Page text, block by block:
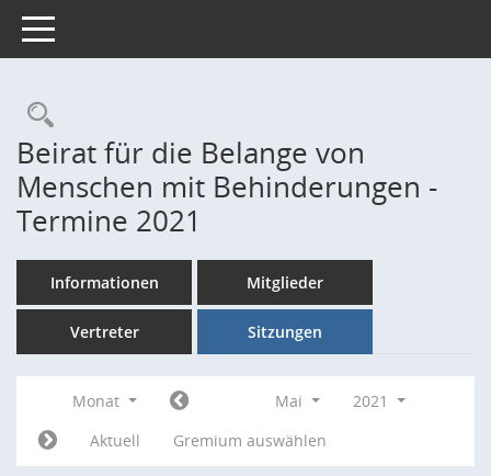
Toggle navigation
Rechercheauswahl
Beirat für die Belange von
Menschen mit Behinderungen -
Termine 2021
Informationen Mitglieder
Vertreter Sitzungen
Monat Mai
2021
Aktuell
Gremium auswählen